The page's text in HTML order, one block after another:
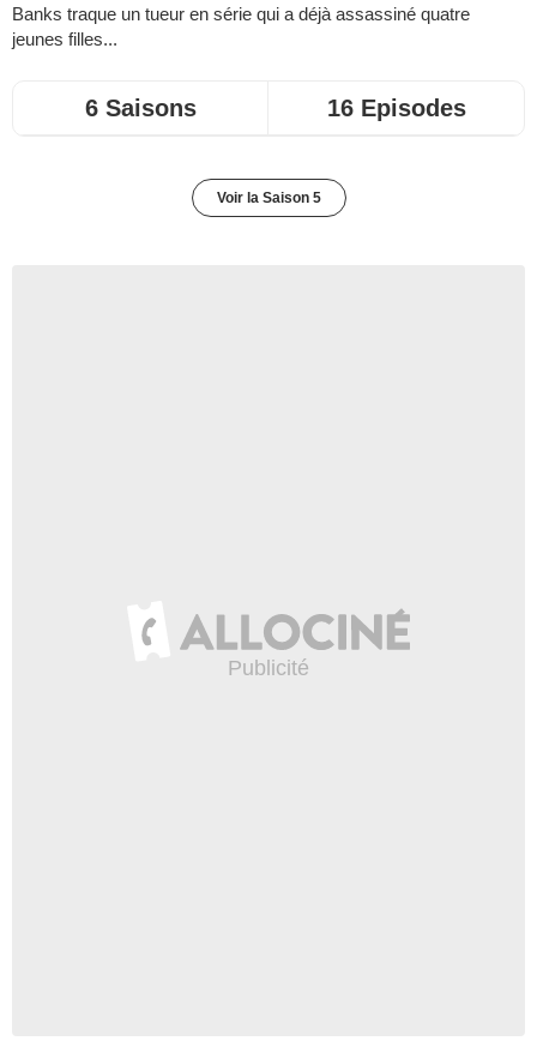
Banks traque un tueur en série qui a déjà assassiné quatre
jeunes filles...
6 Saisons 16 Episodes
Voir la Saison 5